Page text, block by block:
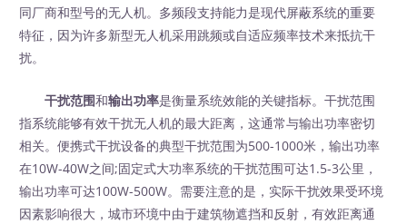
同厂商和型号的无人机。多频段支持能力是现代屏蔽系统的重要
特征，因为许多新型无人机采用跳频或自适应频率技术来抵抗干
扰。
干扰范围和输出功率是衡量系统效能的关键指标。干扰范围
指系统能够有效干扰无人机的最大距离，这通常与输出功率密切
相关。便携式干扰设备的典型干扰范围为500-1000米，输出功率
在10W-40W之间;固定式大功率系统的干扰范围可达1.5-3公里，
输出功率可达100W-500W。需要注意的是，实际干扰效果受环境
因素影响很大，城市环境中由于建筑物遮挡和反射，有效距离通